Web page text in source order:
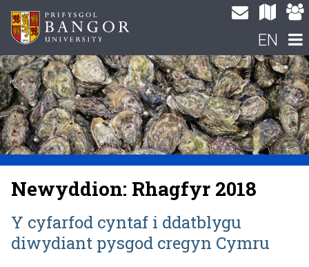
EN
Newyddion: Rhagfyr 2018
Y cyfarfod cyntaf i ddatblygu
diwydiant pysgod cregyn Cymru